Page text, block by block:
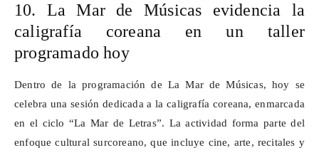
10. La Mar de Músicas evidencia la
caligrafía coreana en un taller
programado hoy
Dentro de la programación de La Mar de Músicas, hoy se
celebra una sesión dedicada a la caligrafía coreana, enmarcada
en el ciclo “La Mar de Letras”. La actividad forma parte del
enfoque cultural surcoreano, que incluye cine, arte, recitales y